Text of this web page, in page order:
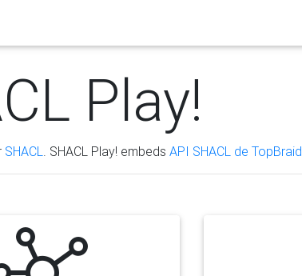
Play!
SHACL . SHACL Play! embeds API SHACL de TopBraid